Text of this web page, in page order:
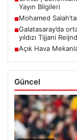
Yayın Bilgileri
■Mohamed
■Galatasaray’da
yıldızı Tijjani
■Açık Hava
Güncel